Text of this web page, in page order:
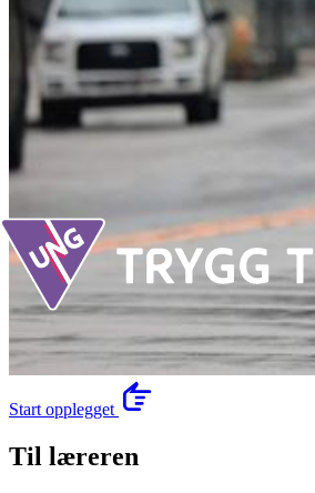
Start opplegget
Til læreren